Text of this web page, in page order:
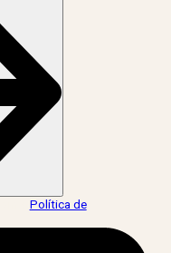
Política de